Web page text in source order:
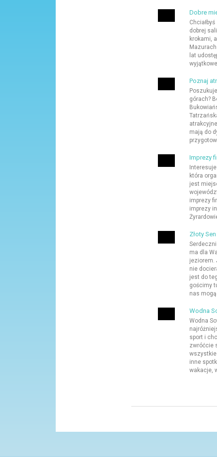
Dobre
dobrej
krokami,
lat
Poznaj
górach?
mają do
Imprezy
która
jest
imprezy
imprezy
Złoty
ma dla
jeziorem.
nie
jest do
gościmy
nas mogą
Wodna
Wodna
sport i
zwróćcie
wszystkie
inne
wakacje,